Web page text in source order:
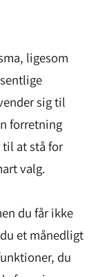
ligesom
sig til
forretning
til at stå for
valg.
du får ikke
et månedligt
du